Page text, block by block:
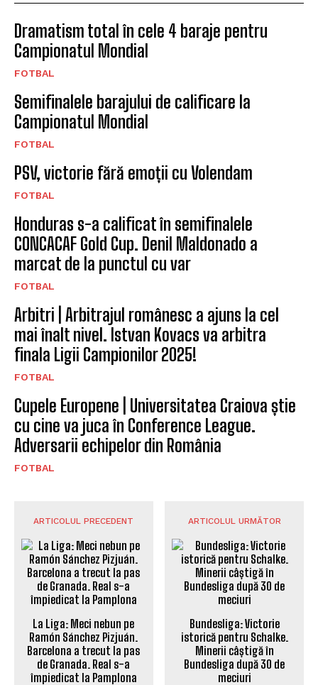
Dramatism total în cele 4 baraje pentru
Campionatul Mondial
FOTBAL
Semifinalele barajului de calificare la
Campionatul Mondial
FOTBAL
PSV, victorie fără emoții cu Volendam
FOTBAL
Honduras s-a calificat în semifinalele
CONCACAF Gold Cup. Denil Maldonado a
marcat de la punctul cu var
FOTBAL
Arbitri | Arbitrajul românesc a ajuns la cel
mai înalt nivel. Istvan Kovacs va arbitra
finala Ligii Campionilor 2025!
FOTBAL
Cupele Europene | Universitatea Craiova știe
cu cine va juca în Conference League.
Adversarii echipelor din România
FOTBAL
ARTICOLUL PRECEDENT
La Liga: Meci nebun pe
Ramón Sánchez Pizjuán.
Barcelona a trecut la pas
de Granada. Real s-a
împiedicat la Pamplona
ARTICOLUL URMĂTOR
Bundesliga: Victorie
istorică pentru Schalke.
Minerii câștigă în
Bundesliga după 30 de
meciuri